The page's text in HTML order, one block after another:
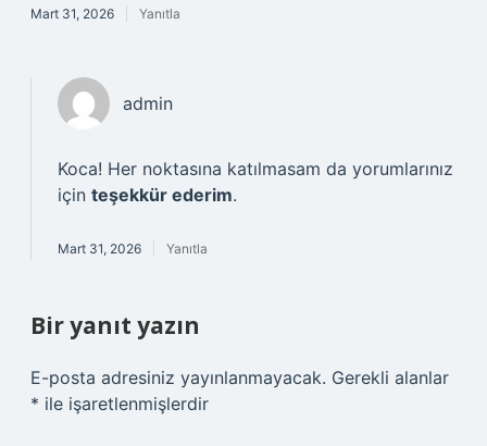
Mart 31, 2026 Yanıtla
admin
Koca! Her noktasına katılmasam da yorumlarınız
için teşekkür ederim.
Mart 31, 2026 Yanıtla
Bir yanıt yazın
E-posta adresiniz yayınlanmayacak. Gerekli alanlar
* ile işaretlenmişlerdir